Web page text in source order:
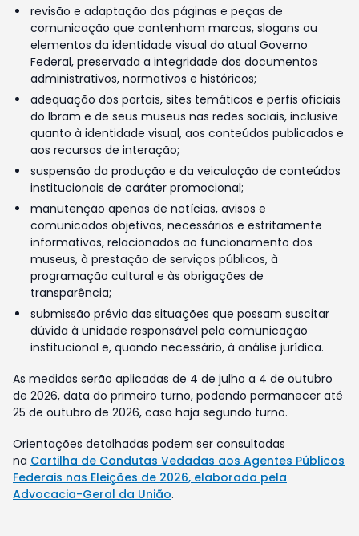
revisão e adaptação das páginas e peças de
comunicação que contenham marcas, slogans ou
elementos da identidade visual do atual Governo
Federal, preservada a integridade dos documentos
administrativos, normativos e históricos;
adequação dos portais, sites temáticos e perfis oficiais
do Ibram e de seus museus nas redes sociais, inclusive
quanto à identidade visual, aos conteúdos publicados e
aos recursos de interação;
suspensão da produção e da veiculação de conteúdos
institucionais de caráter promocional;
manutenção apenas de notícias, avisos e
comunicados objetivos, necessários e estritamente
informativos, relacionados ao funcionamento dos
museus, à prestação de serviços públicos, à
programação cultural e às obrigações de
transparência;
submissão prévia das situações que possam suscitar
dúvida à unidade responsável pela comunicação
institucional e, quando necessário, à análise jurídica.
As medidas serão aplicadas de 4 de julho a 4 de outubro
de 2026, data do primeiro turno, podendo permanecer até
25 de outubro de 2026, caso haja segundo turno.
Orientações detalhadas podem ser consultadas
na Cartilha de Condutas Vedadas aos Agentes Públicos
Federais nas Eleições de 2026, elaborada pela
Advocacia-Geral da União.